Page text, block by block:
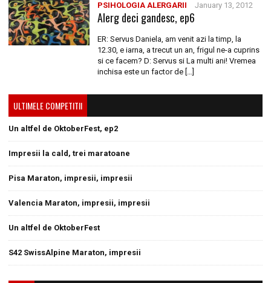
PSIHOLOGIA ALERGARII January 13, 2012
Alerg deci gandesc, ep6
ER: Servus Daniela, am venit azi la timp, la
12.30, e iarna, a trecut un an, frigul ne-a cuprins
si ce facem? D: Servus si La multi ani! Vremea
inchisa este un factor de […]
ULTIMELE COMPETITII
Un altfel de OktoberFest, ep2
Impresii la cald, trei maratoane
Pisa Maraton, impresii, impresii
Valencia Maraton, impresii, impresii
Un altfel de OktoberFest
S42 SwissAlpine Maraton, impresii